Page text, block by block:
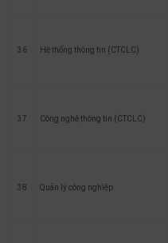
36 Hệ thống thông tin (CTCLC)
37 Công nghệ thông tin (CTCLC)
38 Quản lý công nghiệp